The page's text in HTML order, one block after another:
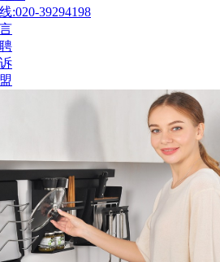
:020-39294198